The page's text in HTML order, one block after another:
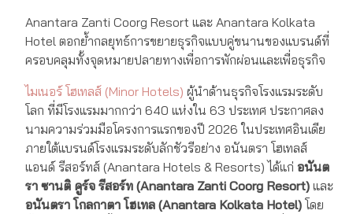
Anantara Zanti Coorg Resort และ Anantara Kolkata
Hotel ตอกย้ำกลยุทธ์การขยายธุรกิจแบบคู่ขนานของแบรนด์ที่
ครอบคลุมทั้งจุดหมายปลายทางเพื่อการพักผ่อนและเพื่อธุรกิจ
ไมเนอร์ โฮเทลส์ (Minor Hotels) ผู้นำด้านธุรกิจโรงแรมระดับ
โลก ที่มีโรงแรมมากกว่า 640 แห่งใน 63 ประเทศ ประกาศลง
นามความร่วมมือโครงการแรกของปี 2026 ในประเทศอินเดีย
ภายใต้แบรนด์โรงแรมระดับลักชัวรีอย่าง อนันตรา โฮเทลส์
แอนด์ รีสอร์ทส์ (Anantara Hotels & Resorts) ได้แก่ อนันต
รา ซานติ คูร์จ รีสอร์ท (Anantara Zanti Coorg Resort) และ
อนันตรา โกลกาตา โฮเทล (Anantara Kolkata Hotel) โดย